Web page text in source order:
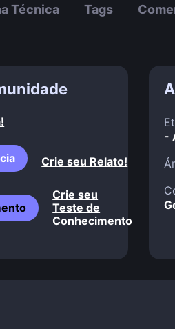
Técnica Tags
Crie seu Relato!
Crie seu
Teste de
Conhecimento
-